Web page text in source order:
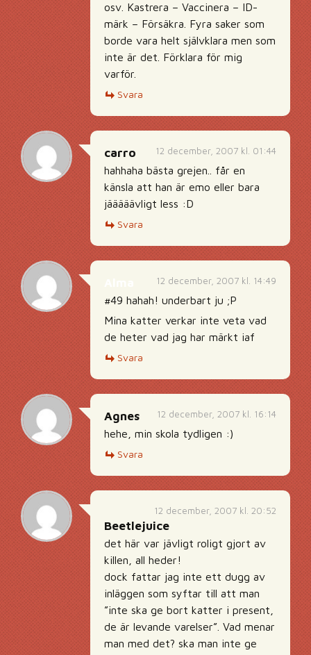
osv. Kastrera – Vaccinera – ID-
märk – Försäkra. Fyra saker som
borde vara helt självklara men som
inte är det. Förklara för mig
varför.
Svara
12 december, 2007 kl. 01:44
carro
hahhaha bästa grejen.. får en
känsla att han är emo eller bara
jääääävligt less :D
Svara
12 december, 2007 kl. 14:49
#49 hahah! underbart ju ;P
Mina katter verkar inte veta vad
de heter vad jag har märkt iaf
Svara
12 december, 2007 kl. 16:14
Agnes
hehe, min skola tydligen :)
Svara
12 december, 2007 kl. 20:52
Beetlejuice
det här var jävligt roligt gjort av
killen, all heder!
dock fattar jag inte ett dugg av
inläggen som syftar till att man
”inte ska ge bort katter i present,
de är levande varelser”. Vad menar
man med det? ska man inte ge